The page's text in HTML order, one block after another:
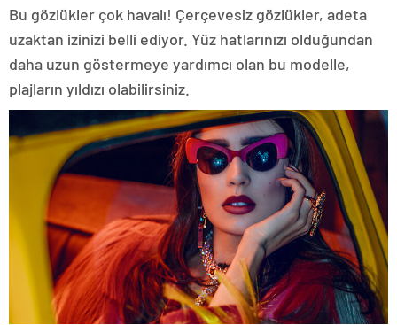
Bu gözlükler çok havalı! Çerçevesiz gözlükler, adeta
uzaktan izinizi belli ediyor. Yüz hatlarınızı olduğundan
daha uzun göstermeye yardımcı olan bu modelle,
plajların yıldızı olabilirsiniz.